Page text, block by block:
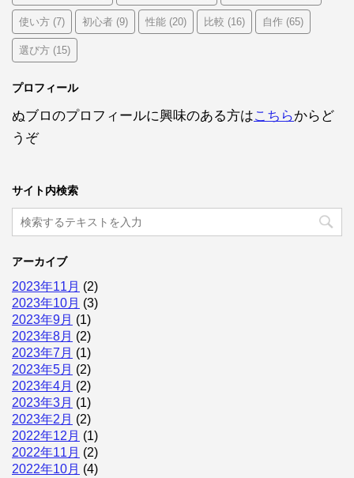
使い方 (7) 初心者 (9) 性能 (20) 比較 (16) 自作 (65)
選び方 (15)
プロフィール
ぬブロのプロフィールに興味のある方はこちらからど
うぞ
サイト内検索
アーカイブ
2023年11月 (2)
2023年10月 (3)
2023年9月 (1)
2023年8月 (2)
2023年7月 (1)
2023年5月 (2)
2023年4月 (2)
2023年3月 (1)
2023年2月 (2)
2022年12月 (1)
2022年11月 (2)
2022年10月 (4)